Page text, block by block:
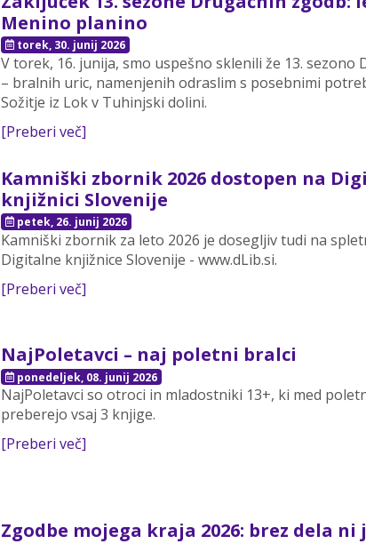
Menino planino
torek, 30. junij 2026
V torek, 16. junija, smo uspešno sklenili že 13. sezono
– bralnih uric, namenjenih odraslim s posebnimi
Sožitje iz Lok v Tuhinjski dolini.
[Preberi več]
Kamniški zbornik 2026 dostopen na
knjižnici Slovenije
petek, 26. junij 2026
Kamniški zbornik za leto 2026 je dosegljiv tudi na
Digitalne knjižnice Slovenije - www.dLib.si.
[Preberi več]
NajPoletavci – naj poletni bralci
ponedeljek, 08. junij 2026
NajPoletavci so otroci in mladostniki 13+, ki med
preberejo vsaj 3 knjige.
[Preberi več]
Zgodbe mojega kraja 2026: brez dela ni